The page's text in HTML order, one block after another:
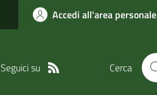
Accedi all'area personale
Seguici su Cerca